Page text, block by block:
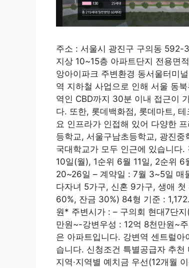
주소 : 서울시 광진구 구의동 592-
지상 10~15층 아파트단지 전용면
앙아이파크 주변환경 동서울터미
역 지하철 사업으로 인해 서울 동
역인 CBD까지 30분 이내 접근이
다. 또한, 롯데백화점, 롯데마트,
요 인프라가 인접해 있어 다양한
등학교, 서울구남초등학교, 광진
국대학교가 모두 인근에 있습니다
10일(월), 1순위 6월 11일, 2순위
20~26일 – 계약일 : 7월 3~5일 매
다자녀 5가구, 신혼 9가구, 생애
60%, 잔금 30%) 84형 기준 :
원* 주변시가 : – 구의회 현대7단
만원~-강변우성 : 12억 8천만원~
은 아파트입니다. 강변역 센트럴
습니다. 신청조건 특별공급자 추
지역·지역별 예치금 우선(12개월